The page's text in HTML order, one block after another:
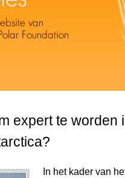
expert te worden
In het kader van